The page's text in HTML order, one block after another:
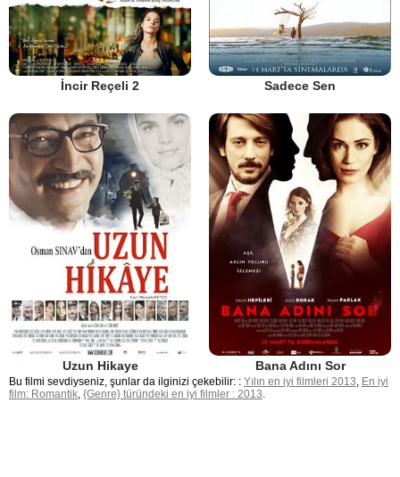
İncir Reçeli 2 Sadece Sen
Uzun Hikaye Bana Adını Sor
Bu filmi sevdiyseniz, şunlar da ilginizi çekebilir: : Yılın en iyi filmleri 2013, En iyi
film: Romantik, {Genre} türündeki en iyi filmler : 2013.